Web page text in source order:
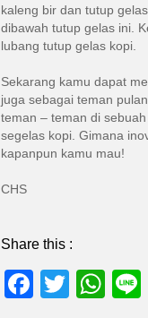
kaleng bir dan tutup
dibawah tutup gelas ini.
lubang tutup gelas kopi.
Sekarang kamu dapat
juga sebagai teman
teman – teman di sebuah
segelas kopi. Gimana
kapanpun kamu mau!
CHS
Share this :
Facebook
Twitter